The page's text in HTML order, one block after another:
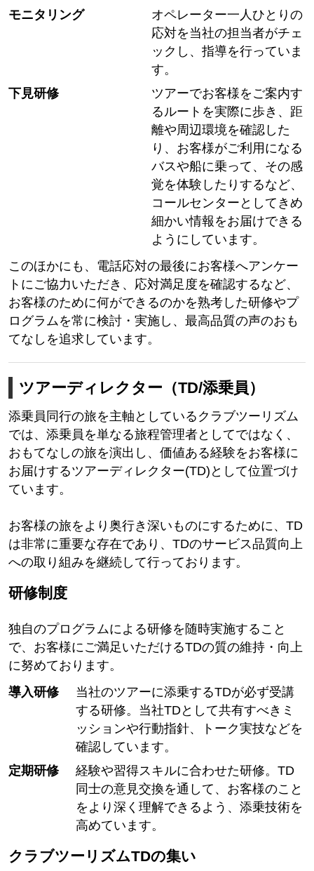
モニタリング
オペレーター一人ひとりの
応対を当社の担当者がチェ
ックし、指導を行っていま
す。
下見研修
ツアーでお客様をご案内す
るルートを実際に歩き、距
離や周辺環境を確認した
り、お客様がご利用になる
バスや船に乗って、その感
覚を体験したりするなど、
コールセンターとしてきめ
細かい情報をお届けできる
ようにしています。
このほかにも、電話応対の最後にお客様へアンケー
トにご協力いただき、応対満足度を確認するなど、
お客様のために何ができるのかを熟考した研修やプ
ログラムを常に検討・実施し、最高品質の声のおも
てなしを追求しています。
ツアーディレクター（TD/添乗員）
添乗員同行の旅を主軸としているクラブツーリズム
では、添乗員を単なる旅程管理者としてではなく、
おもてなしの旅を演出し、価値ある経験をお客様に
お届けするツアーディレクター(TD)として位置づけ
ています。
お客様の旅をより奥行き深いものにするために、TD
は非常に重要な存在であり、TDのサービス品質向上
への取り組みを継続して行っております。
研修制度
独自のプログラムによる研修を随時実施すること
で、お客様にご満足いただけるTDの質の維持・向上
に努めております。